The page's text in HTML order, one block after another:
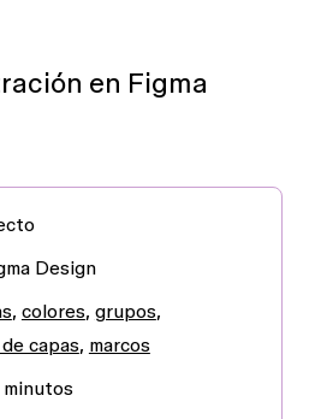
en Figma
Design
, colores, grupos,
capas, marcos